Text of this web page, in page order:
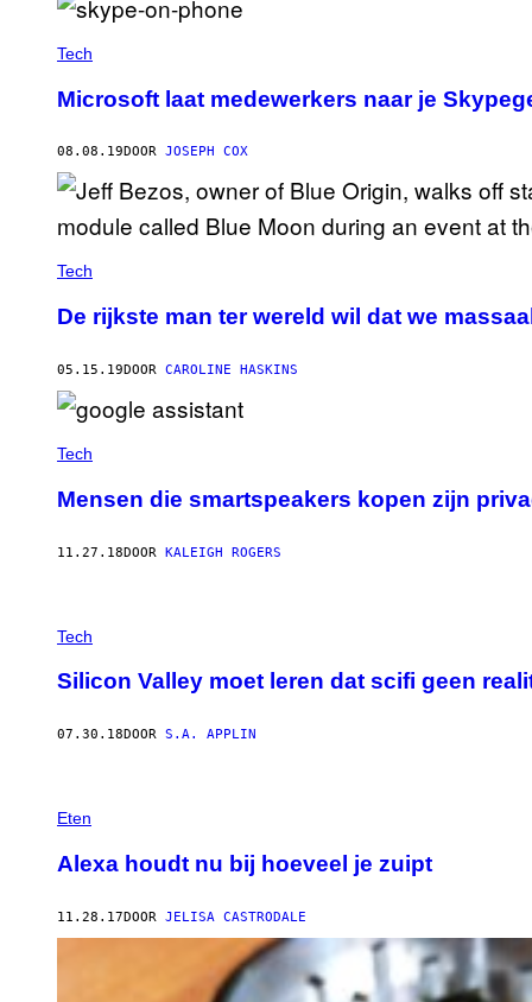
Tech
Microsoft laat medewerkers naar je
08.08.19DOOR JOSEPH COX
Tech
De rijkste man ter wereld wil dat we
05.15.19DOOR CAROLINE HASKINS
Tech
Mensen die smartspeakers kopen zijn
11.27.18DOOR KALEIGH ROGERS
Tech
Silicon Valley moet leren dat scifi geen
07.30.18DOOR S.A. APPLIN
Eten
Alexa houdt nu bij hoeveel je zuipt
11.28.17DOOR JELISA CASTRODALE